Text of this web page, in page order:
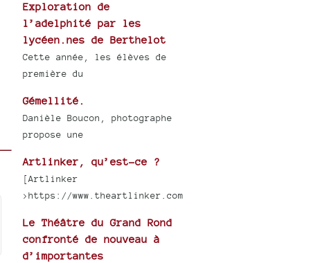
Exploration de
l’adelphité par les
lycéen.nes de Berthelot
Cette année, les élèves de
première du
Gémellité.
Danièle Boucon, photographe
propose une
Artlinker, qu’est-ce ?
[Artlinker
>https://www.theartlinker.com
Le Théâtre du Grand Rond
confronté de nouveau à
d’importantes